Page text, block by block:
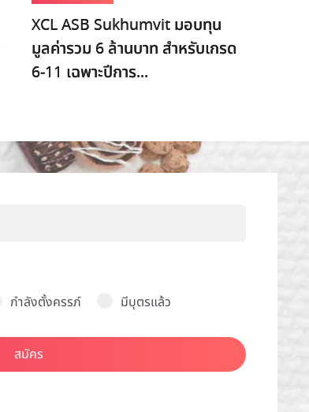
XCL ASB Sukhumvit มอบทุน
มูลค่ารวม 6 ล้านบาท สำหรับเกรด
6-11 เฉพาะปีการ...
กำลังตั้งครรภ์ มีบุตรแล้ว
สมัคร